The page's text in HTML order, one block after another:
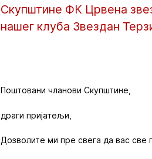
Скупштине ФК Црвена
нашег клуба Звездан
Поштовани чланови Скупштине,
драги пријатељи,
Дозволите ми пре свега да вас